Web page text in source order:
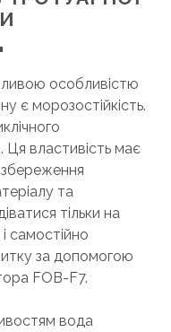
особливістю
є морозостійкість.
Ця властивість має
та
тільки на
самостійно
за допомогою
FOB-F7.
вода